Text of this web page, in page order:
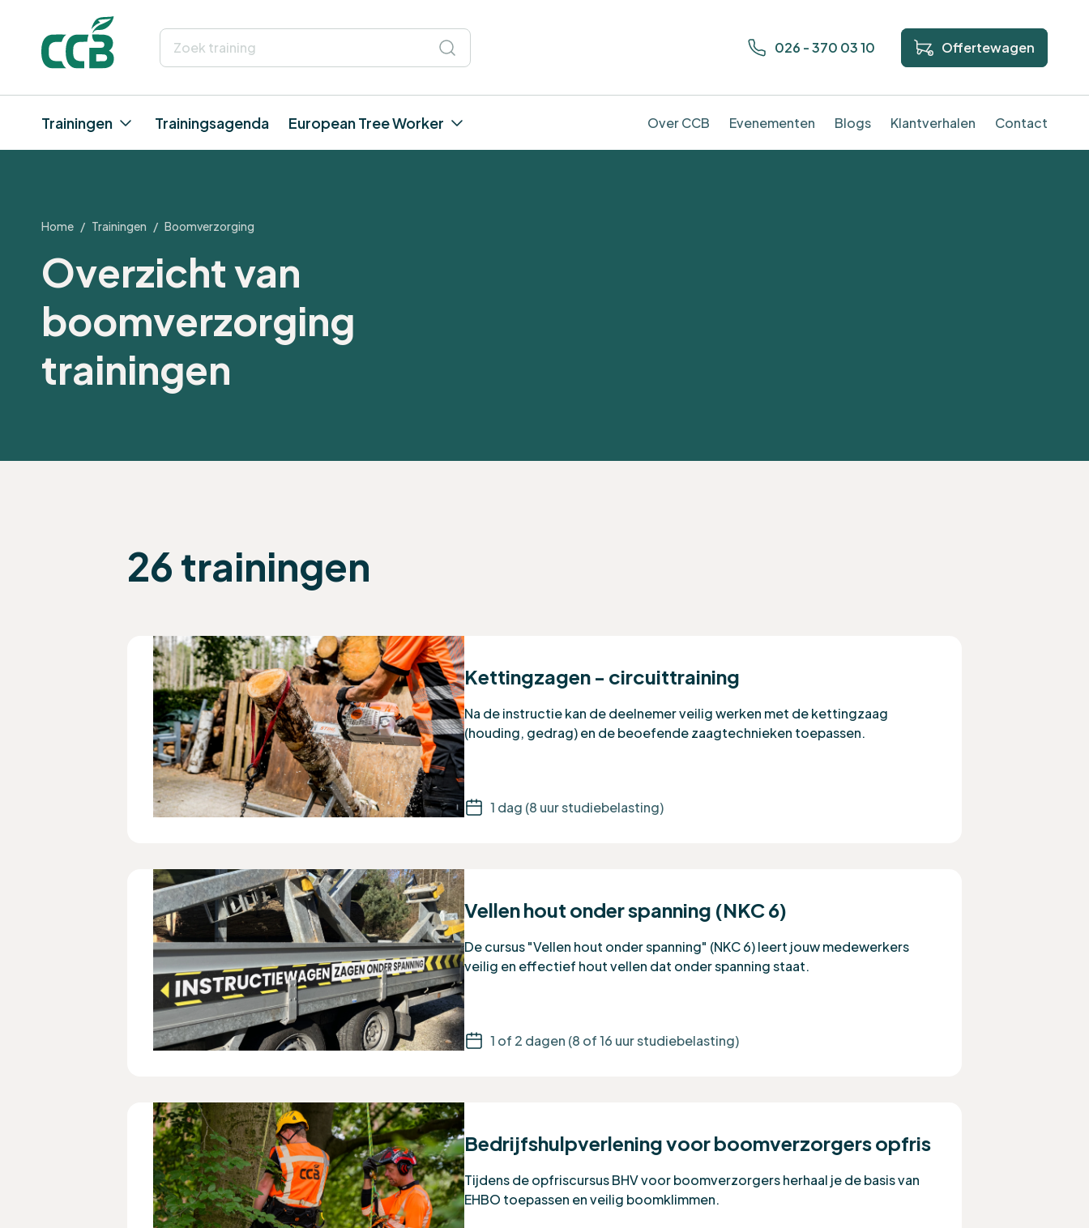
026 - 370 03 10 Offertewagen
Trainingen Trainingsagenda European Tree Worker Over CCB Evenementen Blogs Klantverhalen Contact
Home / Trainingen / Boomverzorging
Overzicht van
boomverzorging
trainingen
26 trainingen
Kettingzagen - circuittraining
Na de instructie kan de deelnemer veilig werken met de kettingzaag
(houding, gedrag) en de beoefende zaagtechnieken toepassen.
1 dag (8 uur studiebelasting)
Vellen hout onder spanning (NKC 6)
De cursus "Vellen hout onder spanning" (NKC 6) leert jouw medewerkers
veilig en effectief hout vellen dat onder spanning staat.
1 of 2 dagen (8 of 16 uur studiebelasting)
Bedrijfshulpverlening voor boomverzorgers opfris
Tijdens de opfriscursus BHV voor boomverzorgers herhaal je de basis van
EHBO toepassen en veilig boomklimmen.